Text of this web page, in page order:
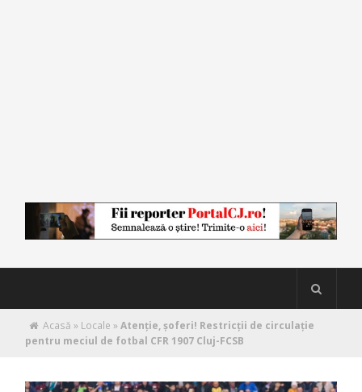
Acasă » Locale »Atenție, șoferi! Restricții de circulație
pentru meciul de fotbal CFR 1907 Cluj-FCSB